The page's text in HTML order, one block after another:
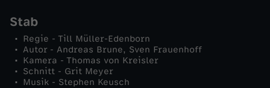
w
ä
l
Stab
Regie - Till Müller-Edenborn
Autor - Andreas Brune, Sven Frauenhoff
Kamera - Thomas von Kreisler
Schnitt - Grit Meyer
Musik - Stephen Keusch